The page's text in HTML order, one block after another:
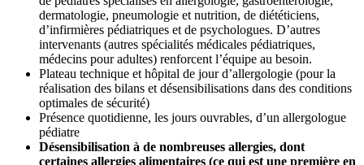
dermatologie, pneumologie et nutrition, de diététiciens,
d’infirmières pédiatriques et de psychologues. D’autres
intervenants (autres spécialités médicales pédiatriques,
médecins pour adultes) renforcent l’équipe au besoin.
Plateau technique et hôpital de jour d’allergologie (pour la
réalisation des bilans et désensibilisations dans des conditions
optimales de sécurité)
Présence quotidienne, les jours ouvrables, d’un allergologue
pédiatre
Désensibilisation à de nombreuses allergies, dont
certaines allergies alimentaires (ce qui est une première en